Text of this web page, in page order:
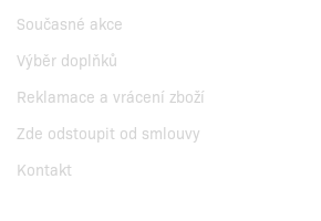
Současné akce
Výběr doplňků
Reklamace a vrácení zboží
Zde odstoupit od smlouvy
Kontakt